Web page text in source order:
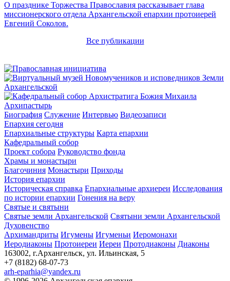
О празднике Торжества Православия рассказывает глава
миссионерского отдела Архангельской епархии протоиерей
Евгений Соколов.
Все публикации
Архипастырь
Биография Служение Интервью Видеозаписи
Епархия сегодня
Епархиальные структуры Карта епархии
Кафедральный собор
Проект собора Руководство фонда
Храмы и монастыри
Благочиния Монастыри Приходы
История епархии
Историческая справка Епархиальные архиереи Исследования
по истории епархии Гонения на веру
Святые и святыни
Святые земли Архангельской Святыни земли Архангельской
Духовенство
Архимандриты Игумены Игуменьи Иеромонахи
Иеродиаконы Протоиереи Иереи Протодиаконы Диаконы
163002, г.Архангельск, ул. Ильинская, 5
+7 (8182) 68-07-73
arh-eparhia@yandex.ru